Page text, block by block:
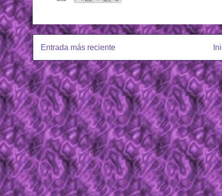
Entrada más reciente